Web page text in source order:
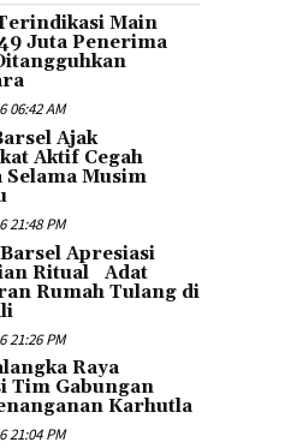
Main
Juta Penerima
06:42 AM
Ajak
Aktif Cegah
Musim
21:48 PM
Apresiasi
Ritual Adat
Rumah Tulang di
21:26 PM
Raya
Tim Gabungan
Karhutla
21:04 PM